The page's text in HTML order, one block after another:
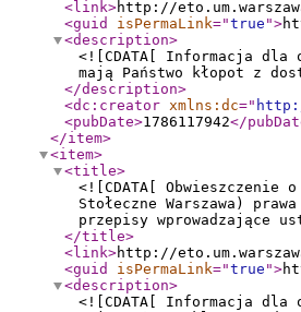
<link>http://
<guid
isPermaLink="true ">
<description>
<![CDATA[ Informacja dla
mają Państwo kłopot z
</description>
<dc:creator xmlns:dc="
<pubDate>1786117942</
</item>
<item>
<title>
<![CDATA[ Obwieszczenie
Stołeczne Warszawa)
przepisy wprowadzające
</title>
<link>http://
<guid
isPermaLink="true ">
<description>
<![CDATA[ Informacja dla